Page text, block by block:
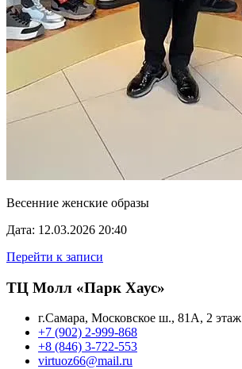
Весенние женские образы
Дата: 12.03.2026 20:40
Перейти к записи
ТЦ Молл «Парк Хаус»
г.Самара, Московское ш., 81А, 2 этаж
+7 (902) 2-999-868
+8 (846) 3-722-553
virtuoz66@mail.ru